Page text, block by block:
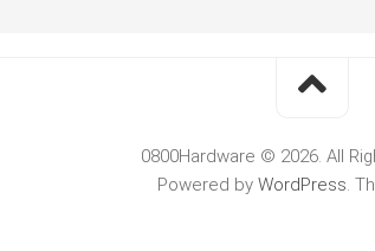
0800Hardware © 2026. All
Powered by WordPress.